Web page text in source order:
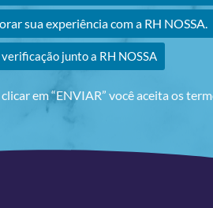
sua experiência com a RH NOSSA.
junto a RH NOSSA
em “ENVIAR” você aceita os